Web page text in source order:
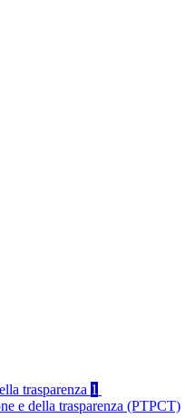
trasparenza 1
e della trasparenza (PTPCT)